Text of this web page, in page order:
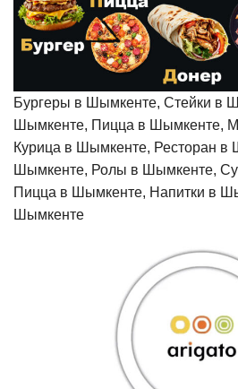
Бургеры в Шымкенте, Стейки в
Шымкенте, Пицца в Шымкенте,
Курица в Шымкенте, Ресторан в
Шымкенте, Ролы в Шымкенте,
Пицца в Шымкенте, Напитки в
Шымкенте